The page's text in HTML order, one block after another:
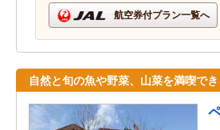
航空券付プラン一覧へ
自然と旬の魚や野菜、山菜を満喫で